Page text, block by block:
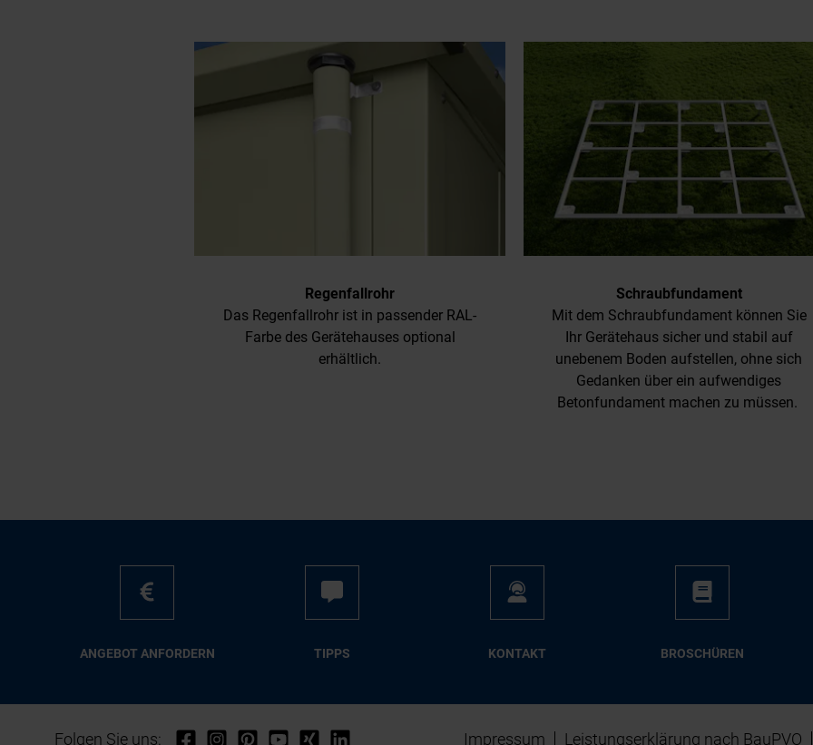
Regenfallrohr
Das Regenfallrohr ist in passender RAL-
Farbe des Gerätehauses optional
erhältlich.
Schraubfundament
Mit dem Schraubfundament können Sie
Ihr Gerätehaus sicher und stabil auf
unebenem Boden aufstellen, ohne sich
Gedanken über ein aufwendiges
Betonfundament machen zu müssen.
AN­GE­BOT AN­FOR­DERN TIPPS KON­TAKT BRO­SCHÜ­REN
Folgen Sie uns: Impressum Leistungserklärung nach BauPVO